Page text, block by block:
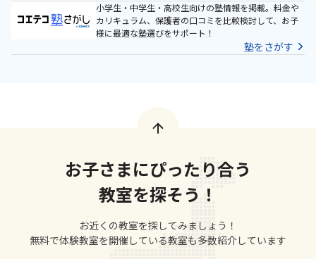
小学生・中学生・高校生向けの塾情報を掲載。料金や
カリキュラム、保護者の口コミを比較検討して、お子
様に最適な塾選びをサポート！
塾をさがす
お子さまにぴったり合う
教室を探そう！
お近くの教室を探してみましょう！
無料で体験教室を開催している教室も多数紹介しています